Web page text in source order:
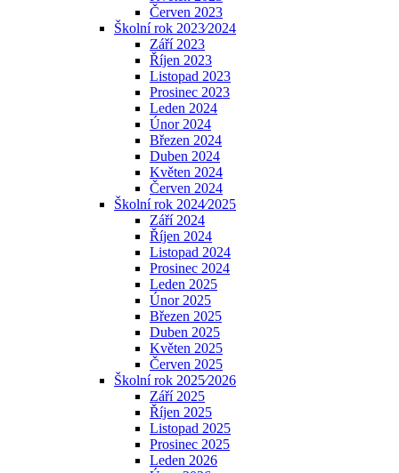
Červen 2023
Školní rok 2023⁄2024
Září 2023
Říjen 2023
Listopad 2023
Prosinec 2023
Leden 2024
Únor 2024
Březen 2024
Duben 2024
Květen 2024
Červen 2024
Školní rok 2024⁄2025
Září 2024
Říjen 2024
Listopad 2024
Prosinec 2024
Leden 2025
Únor 2025
Březen 2025
Duben 2025
Květen 2025
Červen 2025
Školní rok 2025⁄2026
Září 2025
Říjen 2025
Listopad 2025
Prosinec 2025
Leden 2026